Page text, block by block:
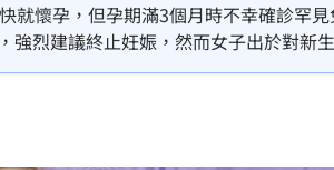
伴兒闖足壇 23:31
就懷孕，但孕期滿3個月時不幸確診罕
強烈建議終止妊娠，然而女子出於對新
護病房急救，並剖腹早產生下僅750克